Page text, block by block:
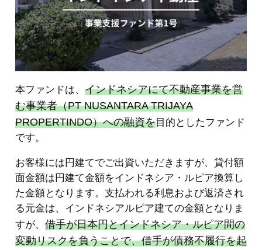
本ファンドは、 インドネシアにて不動産事業を営
む事業者（PT NUSANTARA TRIJAYA
PROPERTINDO）への融資を目的としたファンド
です。
お客様には円建てでご出資いただきますが、貸付額
面金額は円建て金額をインドネシア・ルピア換算し
た金額となります。支払われる利息および返済され
る元金は、インドネシアルピア建ての金額となりま
すが、 借手が日本円とインドネシア・ルピア間の
変動リスクを負うことで、借手が債務不履行を起